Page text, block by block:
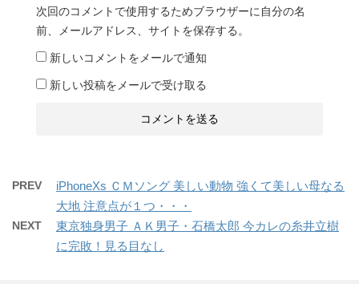
次回のコメントで使用するためブラウザーに自分の名
前、メールアドレス、サイトを保存する。
新しいコメントをメールで通知
新しい投稿をメールで受け取る
PREV
iPhoneXs ＣＭソング 美しい動物 強くて美しい母なる
大地 注意点が１つ・・・
NEXT
東京独身男子 ＡＫ男子・石橋太郎 今カレの糸井立樹
に完敗！見る目なし